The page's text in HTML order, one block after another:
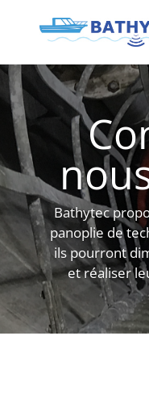
Bathytec
panoplie de
ils pourront
et réaliser